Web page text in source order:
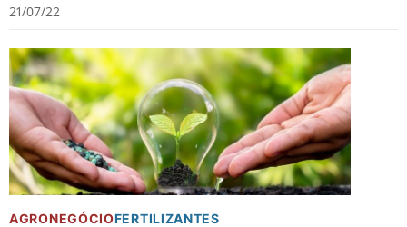
21/07/22
AGRONEGÓCIOFERTILIZANTES